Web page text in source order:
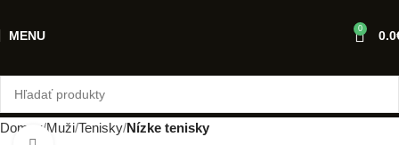
MENU 0 0.0
Domov Muži Tenisky Nízke tenisky